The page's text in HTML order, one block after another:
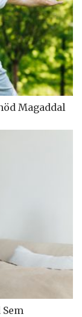
Magaddal